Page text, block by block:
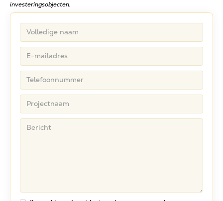
investeringsobjecten.